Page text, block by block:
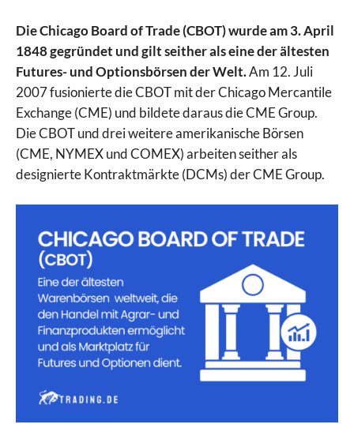
Die Chicago Board of Trade (CBOT) wurde am 3. April
1848 gegründet und gilt seither als eine der ältesten
Futures- und Optionsbörsen der Welt.Am 12. Juli
2007 fusionierte die CBOT mit der Chicago Mercantile
Exchange (CME) und bildete daraus die CME Group.
Die CBOT und drei weitere amerikanische Börsen
(CME, NYMEX und COMEX) arbeiten seither als
designierte Kontraktmärkte (DCMs) der CME Group.